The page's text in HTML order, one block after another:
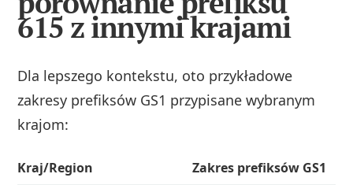
615 z innymi krajami
Dla lepszego kontekstu, oto przykładowe
zakresy prefiksów GS1 przypisane wybranym
krajom:
Kraj/Region
Zakres prefiksów GS1